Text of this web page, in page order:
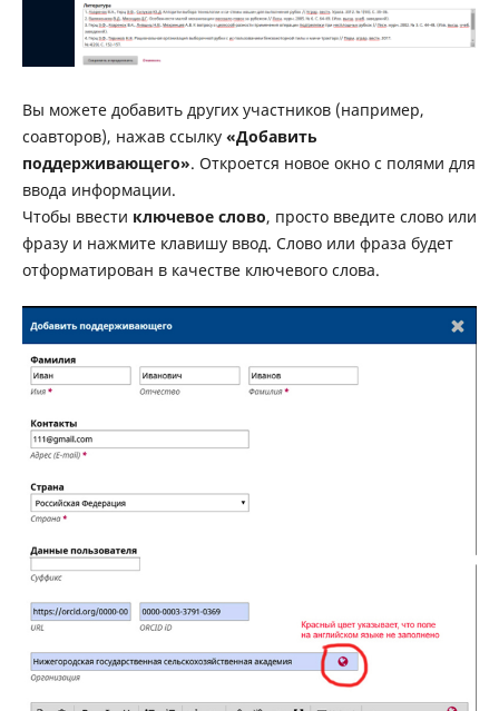
Вы можете добавить других участников (например,
соавторов), нажав ссылку «Добавить
поддерживающего». Откроется новое окно с полями для
ввода информации.
Чтобы ввести ключевое слово, просто введите слово или
фразу и нажмите клавишу ввод. Слово или фраза будет
отформатирован в качестве ключевого слова.